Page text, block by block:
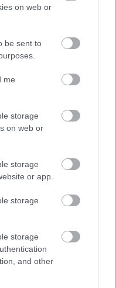
on web or
be sent to
me
storage
on web or
storage
or app.
storage
storage
and other
dokáže aj podpísať.
Slovák sa nebál a v
duchu tradícií